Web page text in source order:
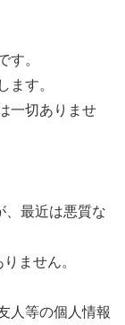
す。
ます。
一切ありませ
、最近は悪質な
ません。
人等の個人情報